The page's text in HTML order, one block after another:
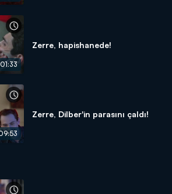
Zerre, hapishanede!
Zerre, Dilber'in parasını çaldı!